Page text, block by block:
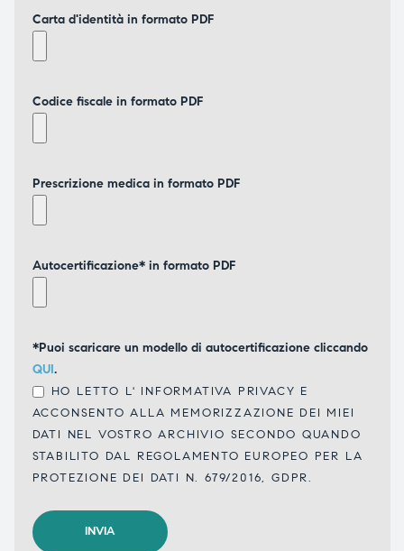
Carta d'identità in formato PDF
Codice fiscale in formato PDF
Prescrizione medica in formato PDF
Autocertificazione* in formato PDF
*Puoi scaricare un modello di autocertificazione cliccando
QUI.
HO LETTO L' INFORMATIVA PRIVACY E
ACCONSENTO ALLA MEMORIZZAZIONE DEI MIEI
DATI NEL VOSTRO ARCHIVIO SECONDO QUANDO
STABILITO DAL REGOLAMENTO EUROPEO PER LA
PROTEZIONE DEI DATI N. 679/2016, GDPR.